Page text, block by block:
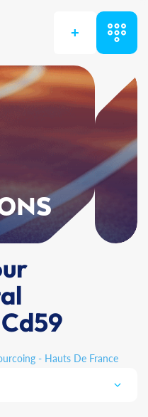
+
- Hauts De France